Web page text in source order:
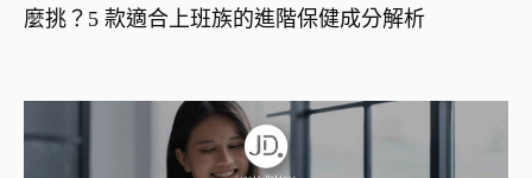
麼挑？5 款適合上班族的進階保健成分解析